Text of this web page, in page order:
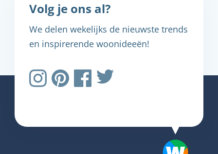
Volg je ons al?
We delen wekelijks de nieuwste trends
en inspirerende woonideeën!